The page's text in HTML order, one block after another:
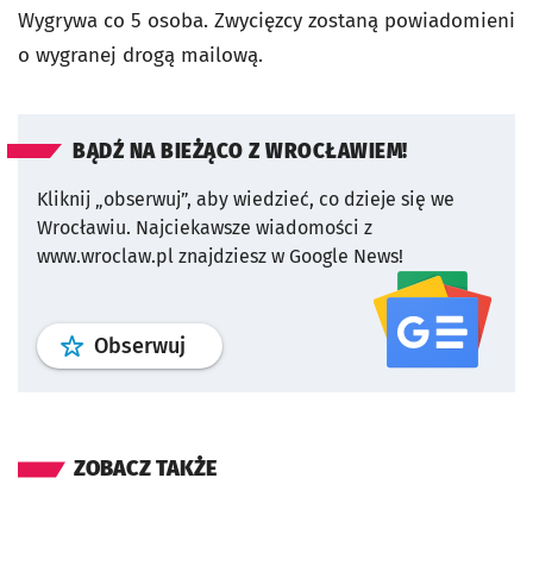
Wygrywa co 5 osoba. Zwycięzcy zostaną powiadomieni
o wygranej drogą mailową.
BĄDŹ NA BIEŻĄCO Z WROCŁAWIEM!
Kliknij „obserwuj”, aby wiedzieć, co dzieje się we
Wrocławiu. Najciekawsze wiadomości z
www.wroclaw.pl znajdziesz w Google News!
Obserwuj profil serwisu
ZOBACZ TAKŻE